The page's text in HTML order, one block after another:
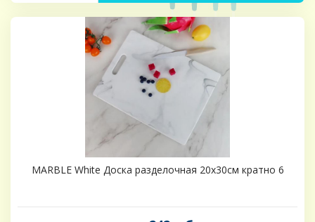
MARBLE White Доска разделочная 20х30см кратно 6